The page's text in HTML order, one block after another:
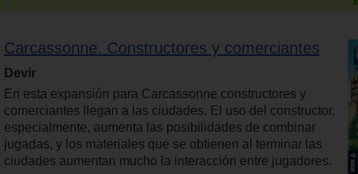
Carcassonne. Constructores y comerciantes
Devir
En esta expansión para Carcassonne constructores y
comerciantes llegan a las ciudades. El uso del constructor,
especialmente, aumenta las posibilidades de combinar
jugadas, y los materiales que se obtienen al terminar las
ciudades aumentan mucho la interacción entre jugadores.